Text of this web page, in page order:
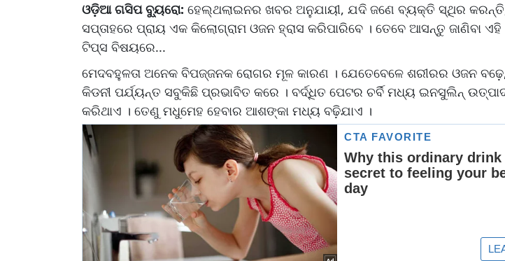
ଓଡ଼ିଆ ଗସିପ ବ୍ୟୁରୋ: ହେଲ୍ଥଲାଇନର ଖବର ଅନୁଯାୟୀ, ଯଦି ଜଣେ ବ୍ୟକ୍ତି ସ୍ଥିର
ସପ୍ତାହରେ ପ୍ରାୟ ଏକ କିଲୋଗ୍ରାମ ଓଜନ ହ୍ରାସ କରିପାରିବେ । ତେବେ ଆସନ୍ତୁ ଜାଣିବା
ଟିପ୍ସ ବିଷୟରେ...
ମେଦବହୁଳତା ଅନେକ ବିପଜ୍ଜନକ ରୋଗର ମୂଳ କାରଣ । ଯେତେବେଳେ ଶରୀରର ଓଜନ
କିଡନୀ ପର୍ଯ୍ୟନ୍ତ ସବୁକିଛି ପ୍ରଭାବିତ କରେ । ବର୍ଦ୍ଧିତ ପେଟର ଚର୍ବି ମଧ୍ୟ ଇନସୁଲିନ୍
କରିଥାଏ । ତେଣୁ ମଧୁମେହ ହେବାର ଆଶଙ୍କା ମଧ୍ୟ ବଢ଼ିଯାଏ ।